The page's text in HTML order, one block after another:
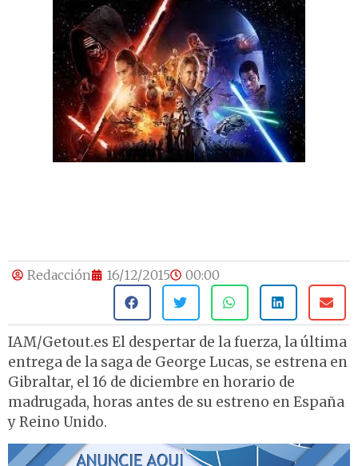
Redacción 16/12/2015 00:00
IAM/Getout.es El despertar de la fuerza, la última
entrega de la saga de George Lucas, se estrena en
Gibraltar, el 16 de diciembre en horario de
madrugada, horas antes de su estreno en España
y Reino Unido.